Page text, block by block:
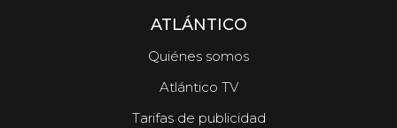
ATLÁNTICO
Quiénes somos
Atlántico TV
Tarifas de publicidad